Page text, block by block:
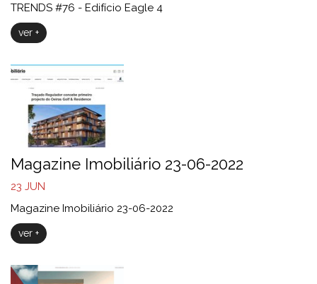
TRENDS #76 - Edifício Eagle 4
ver +
Magazine Imobiliário 23-06-2022
23 JUN
Magazine Imobiliário 23-06-2022
ver +